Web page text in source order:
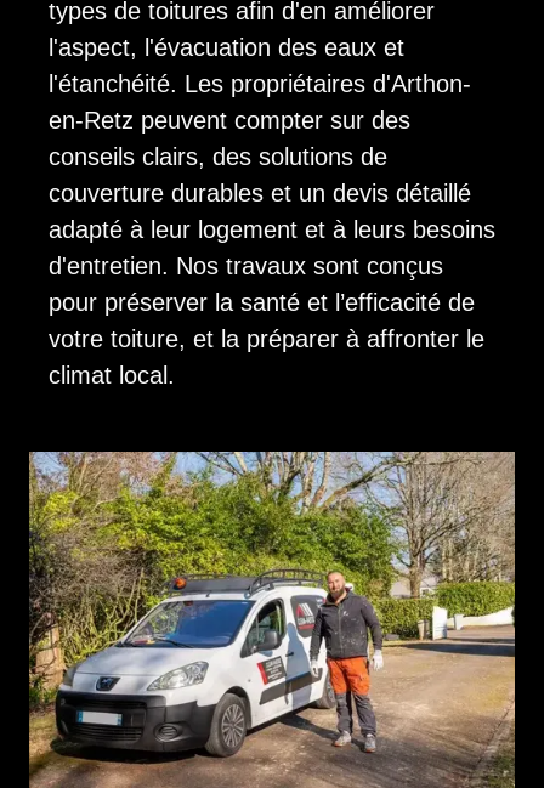
types de toitures afin d'en améliorer
l'aspect, l'évacuation des eaux et
l'étanchéité. Les propriétaires d'Arthon-
en-Retz peuvent compter sur des
conseils clairs, des solutions de
couverture durables et un devis détaillé
adapté à leur logement et à leurs besoins
d'entretien. Nos travaux sont conçus
pour préserver la santé et l’efficacité de
votre toiture, et la préparer à affronter le
climat local.